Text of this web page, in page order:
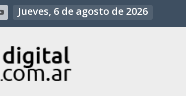
Jueves, 6 de agosto de 2026